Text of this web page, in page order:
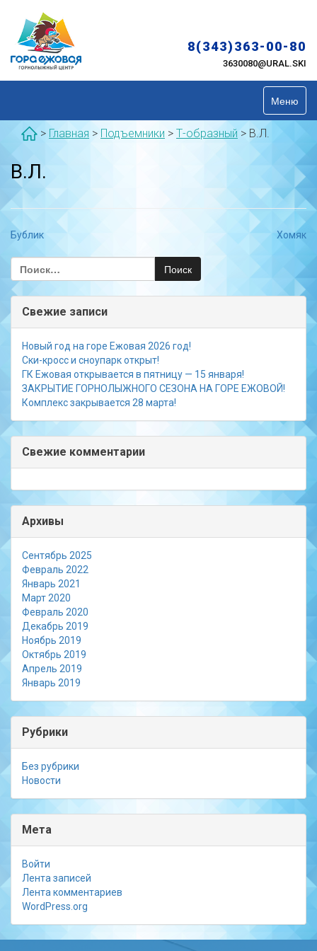
content
8(343)363-00-80
3630080@URAL.SKI
Меню
> Главная > Подъемники > Т-образный > В.Л.
В.Л.
Навигация
записям
Бублик Хомяк
Найти:
Свежие записи
Новый год на горе Ежовая 2026 год!
Ски-кросс и сноупарк открыт!
ГК Ежовая открывается в пятницу — 15 января!
ЗАКРЫТИЕ ГОРНОЛЫЖНОГО СЕЗОНА НА ГОРЕ ЕЖОВОЙ!
Комплекс закрывается 28 марта!
Свежие комментарии
Архивы
Сентябрь 2025
Февраль 2022
Январь 2021
Март 2020
Февраль 2020
Декабрь 2019
Ноябрь 2019
Октябрь 2019
Апрель 2019
Январь 2019
Рубрики
Без рубрики
Новости
Мета
Войти
Лента записей
Лента комментариев
WordPress.org